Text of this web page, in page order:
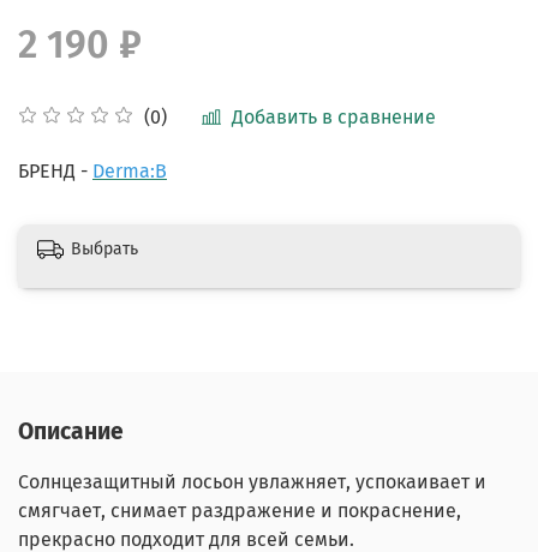
(0) Добавить в сравнение
2 190 ₽
БРЕНД - Derma:B
Выбрать
Описание
Солнцезащитный лосьон увлажняет, успокаивает и
смягчает, снимает раздражение и покраснение,
прекрасно подходит для всей семьи.